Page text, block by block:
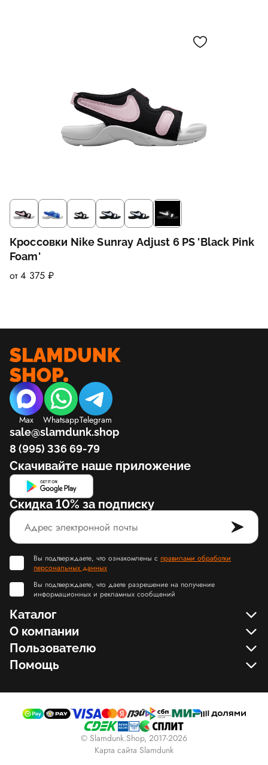
Кроссовки Nike Sunray Adjust 6 PS 'Black Pink
Foam'
от 4 375 ₽
Max WhatsappTelegram
sale@slamdunk.shop
8 (995) 336 69-79
Скачивайте наше приложение
Скидка 10% за подписку
Вы подтверждаете, что ознакомлены с правилами обработки
персональных данных
Вы подтверждаете, что даете разрешение на получение
информационных и рекламных сообщений
Каталог
О компании
Пользователю
Помощь
© Slamdunk.Shop, 2017-2026
Карта сайта Slamdunk